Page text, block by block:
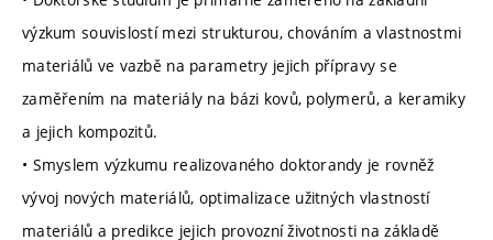
výzkum souvislostí mezi strukturou, chováním a vlastnostmi
materiálů ve vazbě na parametry jejich přípravy se
zaměřením na materiály na bázi kovů, polymerů, a keramiky
a jejich kompozitů.
• Smyslem výzkumu realizovaného doktorandy je rovněž
vývoj nových materiálů, optimalizace užitných vlastností
materiálů a predikce jejich provozní životnosti na základě